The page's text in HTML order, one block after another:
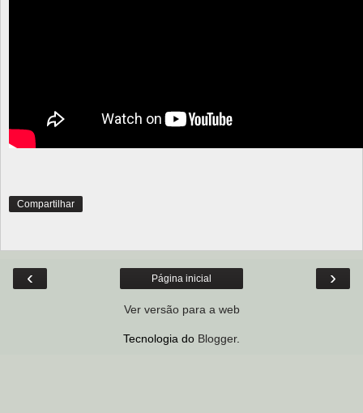
Compartilhar
‹ ›
Página inicial
Ver versão para a web
Tecnologia do Blogger.